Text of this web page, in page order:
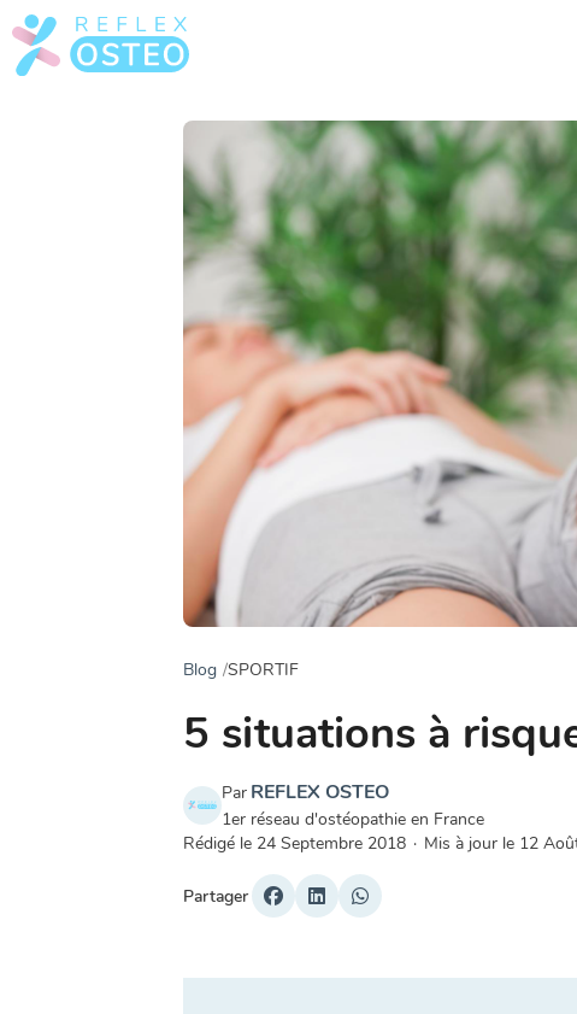
Blog SPORTIF
5 situations à
Par REFLEX OSTEO
1er réseau d'ostéopathie en France
Rédigé le 24 Septembre 2018 · Mis à jour le 12
Partager